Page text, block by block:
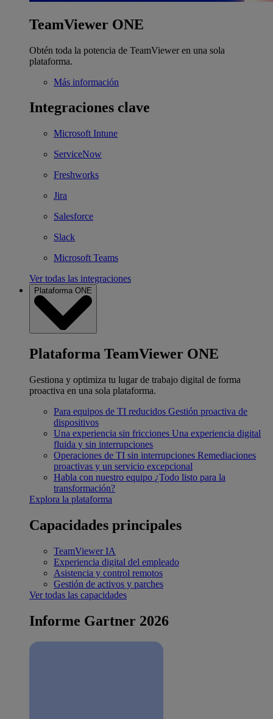
TeamViewer ONE
Obtén toda la potencia de TeamViewer en una sola
plataforma.
Más información
Integraciones clave
Microsoft Intune
ServiceNow
Freshworks
Jira
Salesforce
Slack
Microsoft Teams
Ver todas las integraciones
Plataforma ONE
Plataforma TeamViewer ONE
Gestiona y optimiza tu lugar de trabajo digital de forma
proactiva en una sola plataforma.
Para equipos de TI reducidos Gestión proactiva de
dispositivos
Una experiencia sin fricciones Una experiencia digital
fluida y sin interrupciones
Operaciones de TI sin interrupciones Remediaciones
proactivas y un servicio excepcional
Habla con nuestro equipo ¿Todo listo para la
transformación?
Explora la plataforma
Capacidades principales
TeamViewer IA
Experiencia digital del empleado
Asistencia y control remotos
Gestión de activos y parches
Ver todas las capacidades
Informe Gartner 2026